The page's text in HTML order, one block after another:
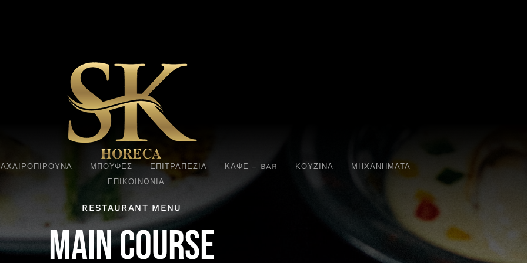
ΜΠΟΥΦΕΣ ΕΠΙΤΡΑΠΕΖΙΑ ΚΑΦΕ – BAR ΚΟΥΖΙΝΑ
ΜΗΧΑΝΗΜΑΤΑ
ΕΠΙΚΟΙΝΩΝΙΑ
RESTAURANT MENU
MAIN COURSE